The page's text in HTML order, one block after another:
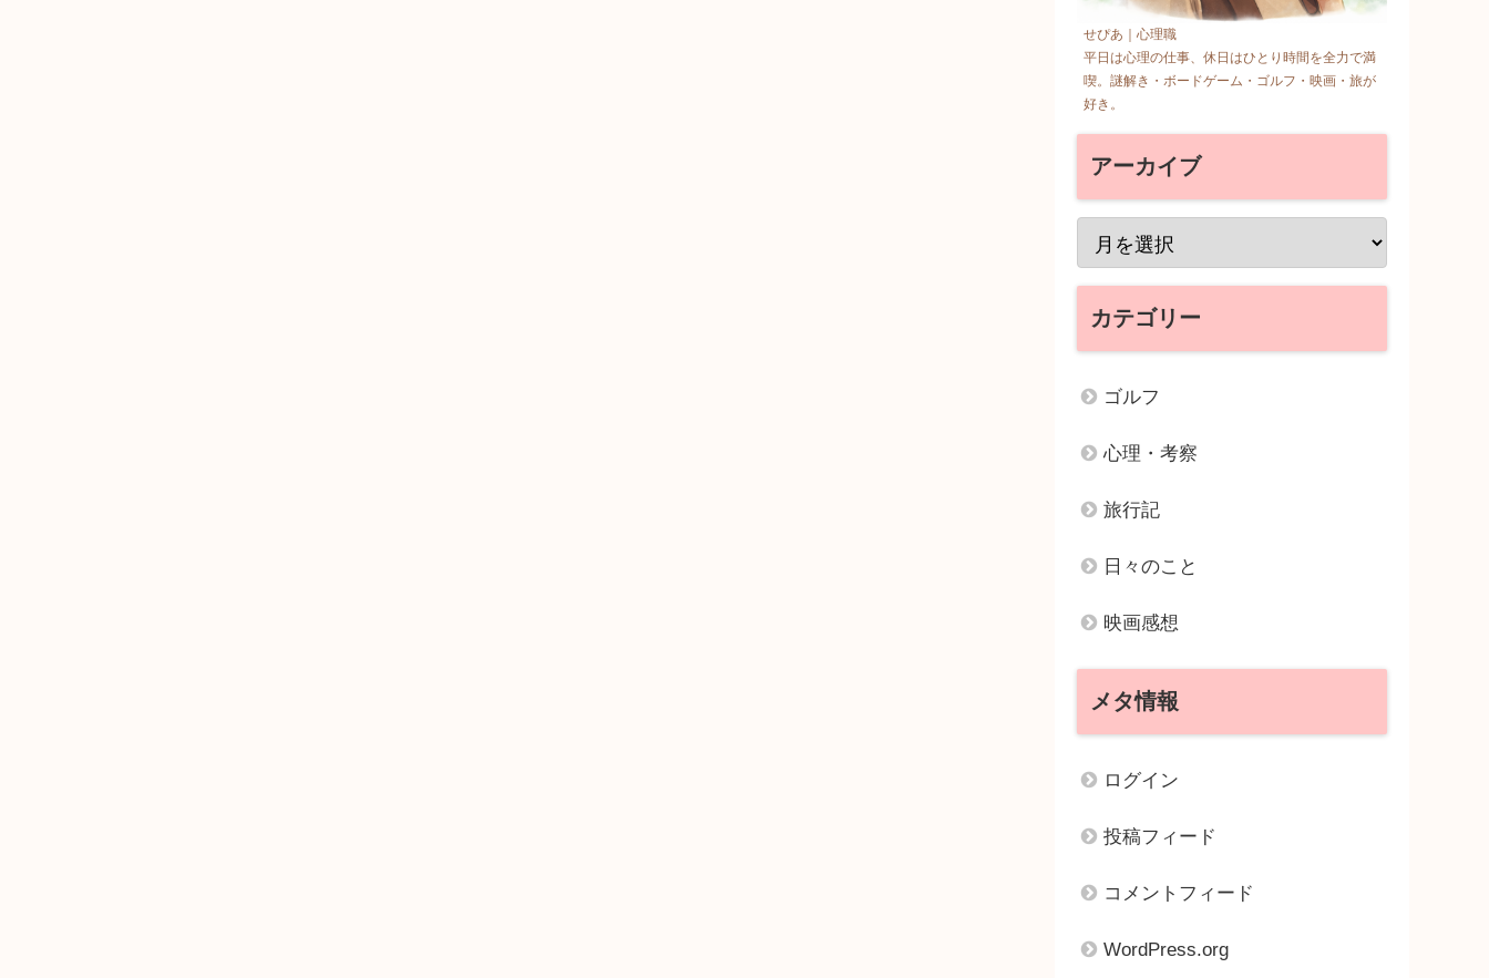
せぴあ｜心理職
平日は心理の仕事、休日はひとり時間を全力で満
喫。謎解き・ボードゲーム・ゴルフ・映画・旅が
好き。
アーカイブ
カテゴリー
ゴルフ
心理・考察
旅行記
日々のこと
映画感想
メタ情報
ログイン
投稿フィード
コメントフィード
WordPress.org